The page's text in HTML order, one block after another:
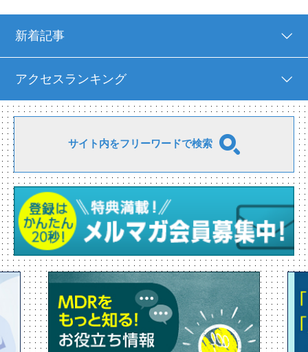
新着記事
アクセスランキング
サイト内をフリーワードで検索